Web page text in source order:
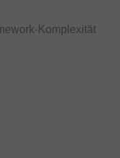
Komplexität